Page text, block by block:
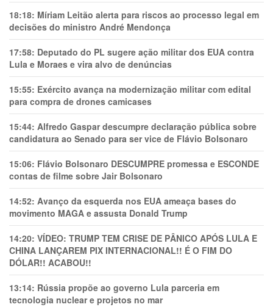
18:18: Míriam Leitão alerta para riscos ao processo legal em
decisões do ministro André Mendonça
17:58: Deputado do PL sugere ação militar dos EUA contra
Lula e Moraes e vira alvo de denúncias
15:55: Exército avança na modernização militar com edital
para compra de drones camicases
15:44: Alfredo Gaspar descumpre declaração pública sobre
candidatura ao Senado para ser vice de Flávio Bolsonaro
15:06: Flávio Bolsonaro DESCUMPRE promessa e ESCONDE
contas de filme sobre Jair Bolsonaro
14:52: Avanço da esquerda nos EUA ameaça bases do
movimento MAGA e assusta Donald Trump
14:20: VÍDEO: TRUMP TEM CRlSE DE PÂNlCO APÓS LULA E
CHINA LANÇAREM PIX INTERNACIONAL!! É O FIM DO
DÓLAR!! ACABOU!!
13:14: Rússia propõe ao governo Lula parceria em
tecnologia nuclear e projetos no mar